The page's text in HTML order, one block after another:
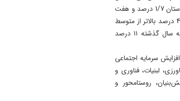
وضعیت مطلوب‌تری نسبت به میانگین کشور دارد، اظهار کرد: نرخ بیکاری استان 1/7 درصد و هفت
دهم درصد پایین‌تر از میانگین کشور است و نرخ مشارکت استان نیز با 4/41 درصد بالاتر از متوسط
ملی قرار دارد. همچنین در حوزه مشاغل خانگی، صدور مجوزها نسبت به سال گذشته ۱۱ درصد
سرمایه اجتماعی
لبنیات، فناوری و
روستامحور و